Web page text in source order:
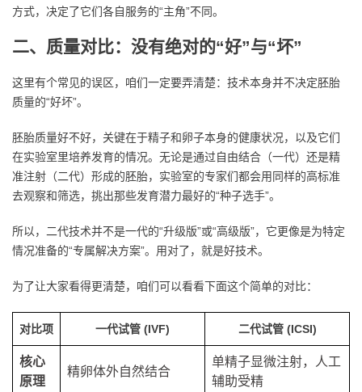
方式，决定了它们各自服务的“主角”不同。
二、质量对比：没有绝对的“好”与“坏”
这里有个常见的误区，咱们一定要弄清楚：技术本身并不决定胚胎
质量的“好坏”。
胚胎质量好不好，关键在于精子和卵子本身的健康状况，以及它们
在实验室里培养发育的情况。无论是通过自由结合（一代）还是精
准注射（二代）形成的胚胎，实验室的专家们都会用同样的高标准
去观察和筛选，挑出那些发育潜力最好的“种子选手”。
所以，二代技术并不是一代的“升级版”或“高级版”，它更像是为特定
情况准备的“专属解决方案”。用对了，就是好技术。
为了让大家看得更清楚，咱们可以看看下面这个简单的对比：
对比项 一代试管 (IVF) 二代试管 (ICSI)
核心
原理
精卵体外自然结合
单精子显微注射，人工
辅助受精